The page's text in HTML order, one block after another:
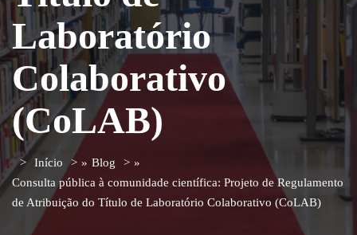
Laboratório
Colaborativo
(CoLAB)
Início » Blog
»
Consulta pública à comunidade científica: Projeto de Regulamento
de Atribuição do Título de Laboratório Colaborativo (CoLAB)